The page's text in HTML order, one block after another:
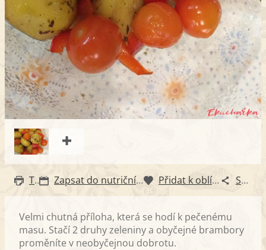
Tisk Zapsat do nutričního diáře Přidat k oblíbeným Sdílet
Velmi chutná příloha, která se hodí k pečenému
masu. Stačí 2 druhy zeleniny a obyčejné brambory
proměníte v neobyčejnou dobrotu.